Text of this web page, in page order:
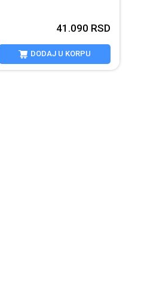
41.090 RSD
DODAJ U KORPU